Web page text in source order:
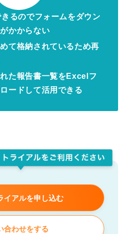
るのでフォームをダウン
かからない
て格納されているため再
た報告書一覧をExcelフ
ードして活用できる
イアルを申し込む
合わせをする